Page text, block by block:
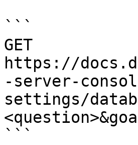
```
GET
https://
-server-
settings/
```